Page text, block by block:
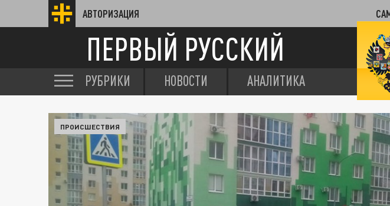
АВТОРИЗАЦИЯ
ПЕРВЫЙ РУССКИЙ
РУБРИКИ НОВОСТИ АНАЛИТИКА
ПРОИСШЕСТВИЯ